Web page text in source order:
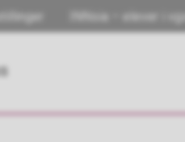
INNsia – elever i vgs